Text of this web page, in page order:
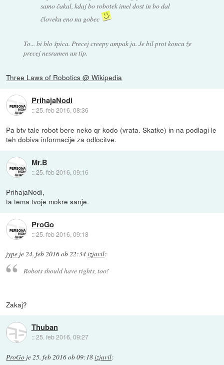
samo čakal, kdaj bo robotek imel dost in bo dal
človeku eno na gobec
To... bi blo špica. Precej creepy ampak ja. Je bil prot koncu že
precej nesramen un tip.
Three Laws of Robotics @ Wikipedia
PrihajaNodi
::25. feb 2016, 08:36
Pa btv tale robot bere neko qr kodo (vrata. Skatke) in na podlagi le
teh dobiva informacije za odlocitve.
Mr.B
::25. feb 2016, 09:16
PrihajaNodi,
ta tema tvoje mokre sanje.
ProGo
::25. feb 2016, 09:18
jype je24. feb 2016 ob 22:34izjavil:
Robots should have rights, too!
Zakaj?
Thuban
::25. feb 2016, 09:27
ProGo je25. feb 2016 ob 09:18izjavil: